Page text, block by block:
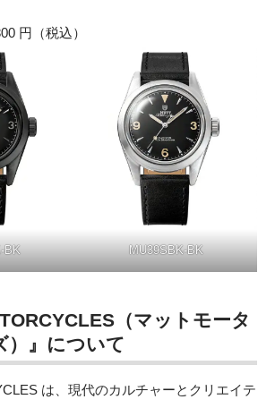
円（税込）
BK MU39SBK-BK
（マットモータ
）』について
は、現代のカルチャーとクリエイテ